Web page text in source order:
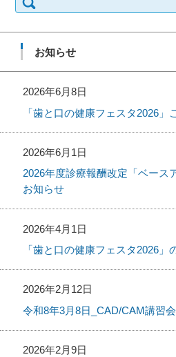
お知らせ
2026年6月8日
「歯と口の健康フェスタ2026」
2026年6月1日
2026年度診療報酬改定「ベース
お知らせ
2026年4月1日
「歯と口の健康フェスタ2026」
2026年2月12日
令和8年3月8日_CAD/CAM講習
2026年2月9日